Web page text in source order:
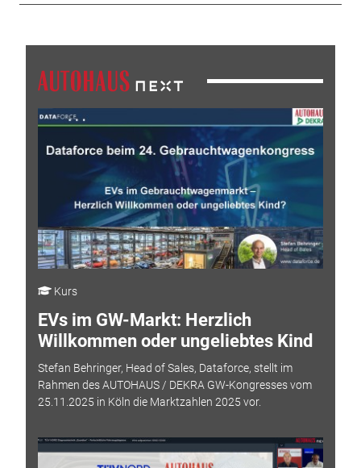
Kurs
EVs im GW-Markt: Herzlich
Willkommen oder ungeliebtes Kind
Stefan Behringer, Head of Sales, Dataforce, stellt im
Rahmen des AUTOHAUS / DEKRA GW-Kongresses vom
25.11.2025 in Köln die Marktzahlen 2025 vor.